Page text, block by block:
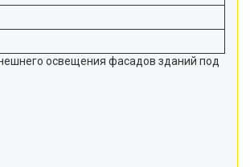
освещения фасадов зданий под